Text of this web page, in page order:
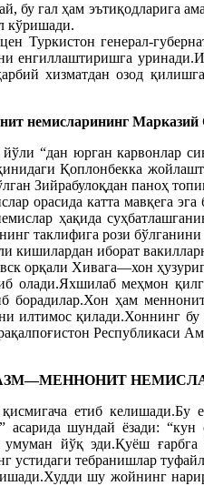
бу гал ҳам
кўришади.
Туркистон генерал-
хизматдан озод
немисларининг Марказий
“дан юрган карвонлар
Қоплонбекка
Зийрабулоқдан паноҳ
орасида катта мавқега
ҳақида
таклифига рози
кишилардан иборат
орқали Хивага—хон
олади.Яхшилаб меҳмон
борадилар.Хон ҳам
илтимос қилади.Хоннинг
Республикаси
етиб
шундай ёзади:
йўқ эди.Қуёш
устидаги тебранишлар
шу жойнинг